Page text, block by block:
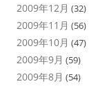
2009年12月 (32)
2009年11月 (56)
2009年10月 (47)
2009年9月 (59)
2009年8月 (54)